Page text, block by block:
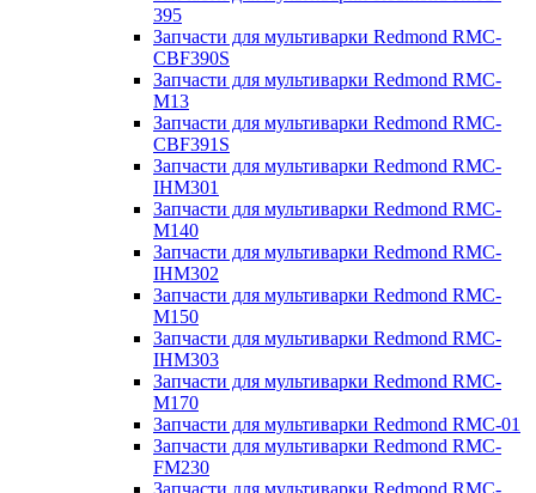
395
Запчасти для мультиварки Redmond RMC-
CBF390S
Запчасти для мультиварки Redmond RMC-
M13
Запчасти для мультиварки Redmond RMC-
CBF391S
Запчасти для мультиварки Redmond RMC-
IHM301
Запчасти для мультиварки Redmond RMC-
M140
Запчасти для мультиварки Redmond RMC-
IHM302
Запчасти для мультиварки Redmond RMC-
M150
Запчасти для мультиварки Redmond RMC-
IHM303
Запчасти для мультиварки Redmond RMC-
M170
Запчасти для мультиварки Redmond RMC-01
Запчасти для мультиварки Redmond RMC-
FM230
Запчасти для мультиварки Redmond RMC-